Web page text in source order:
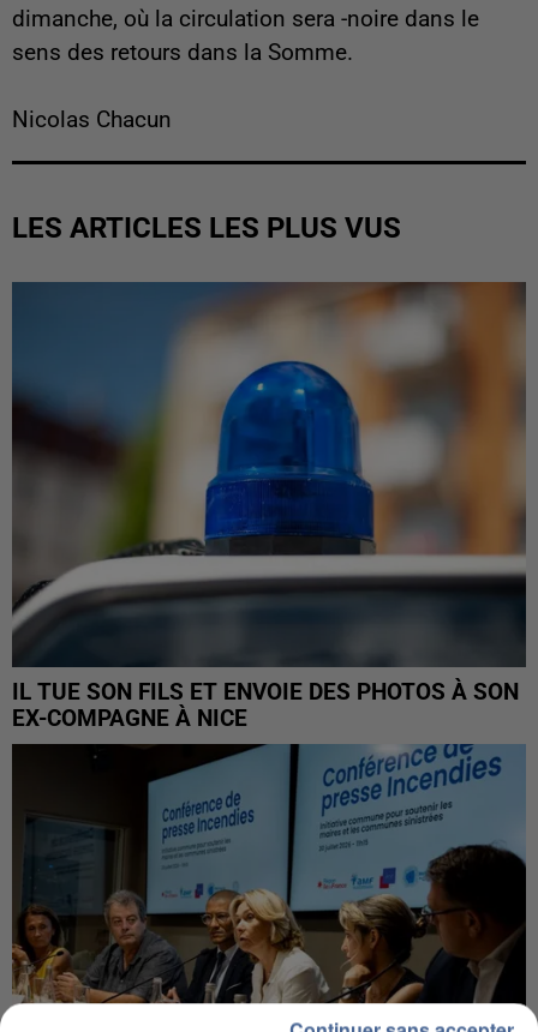
dimanche, où la circulation sera -noire dans le
sens des retours dans la Somme.
Nicolas Chacun
LES ARTICLES LES PLUS VUS
IL TUE SON FILS ET ENVOIE DES PHOTOS À SON
EX-COMPAGNE À NICE